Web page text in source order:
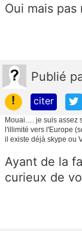
Oui mais
Publié
!
citer
Mouai…. je suis assez
l'illimité vers l'Europe
il existe déjà skype ou
Ayant de la
curieux de